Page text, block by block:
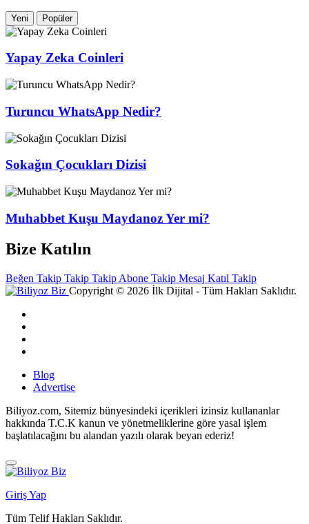
Yeni Popüler
Yapay Zeka Coinleri
Turuncu WhatsApp Nedir?
Sokağın Çocukları Dizisi
Muhabbet Kuşu Maydanoz Yer mi?
Bize Katılın
Beğen Takip Takip Takip Abone Takip Mesaj Katıl Takip
Copyright © 2026 İlk Dijital - Tüm Hakları Saklıdır.
Blog
Advertise
Biliyoz.com, Sitemiz bünyesindeki içerikleri izinsiz kullananlar
hakkında T.C.K kanun ve yönetmeliklerine göre yasal işlem
başlatılacağını bu alandan yazılı olarak beyan ederiz!
Giriş Yap
Tüm Telif Hakları Saklıdır.